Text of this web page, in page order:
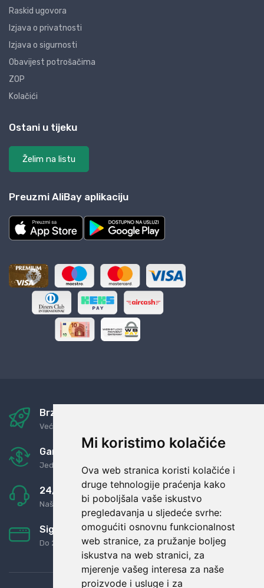
Mi koristimo kolačiće
Ova web stranica koristi kolačiće i
druge tehnologije praćenja kako
bi poboljšala vaše iskustvo
pregledavanja u sljedeće svrhe:
omogućiti osnovnu funkcionalnost
web stranice, za pružanje boljeg
iskustva na web stranici, za
mjerenje vašeg interesa za naše
proizvode i usluge i za
Raskid ugovora
Izjava o privatnosti
Izjava o sigurnosti
Obavijest potrošačima
ZOP
Kolačići
Ostani u tijeku
Želim na listu
Preuzmi AliBay aplikaciju
Brza i sigurna dostava
Već za nekoliko dana kod vas
Garancija u povrat novaca
Jednostavno pravilo: Roba za novac
24/7 odlična podrška
Naši agenti uvijek na raspolaganju
Sigurno obročno plaćanje
Do 24 rata bez kamata